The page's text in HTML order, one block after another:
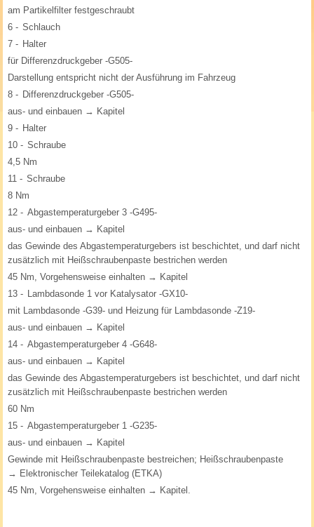
am Partikelfilter festgeschraubt
6 - Schlauch
7 - Halter
für Differenzdruckgeber -G505-
Darstellung entspricht nicht der Ausführung im Fahrzeug
8 - Differenzdruckgeber -G505-
aus- und einbauen → Kapitel
9 - Halter
10 - Schraube
4,5 Nm
11 - Schraube
8 Nm
12 - Abgastemperaturgeber 3 -G495-
aus- und einbauen → Kapitel
das Gewinde des Abgastemperaturgebers ist beschichtet, und darf nicht
zusätzlich mit Heißschraubenpaste bestrichen werden
45 Nm, Vorgehensweise einhalten → Kapitel
13 - Lambdasonde 1 vor Katalysator -GX10-
mit Lambdasonde -G39- und Heizung für Lambdasonde -Z19-
aus- und einbauen → Kapitel
14 - Abgastemperaturgeber 4 -G648-
aus- und einbauen → Kapitel
das Gewinde des Abgastemperaturgebers ist beschichtet, und darf nicht
zusätzlich mit Heißschraubenpaste bestrichen werden
60 Nm
15 - Abgastemperaturgeber 1 -G235-
aus- und einbauen → Kapitel
Gewinde mit Heißschraubenpaste bestreichen; Heißschraubenpaste
→ Elektronischer Teilekatalog (ETKA)
45 Nm, Vorgehensweise einhalten → Kapitel.